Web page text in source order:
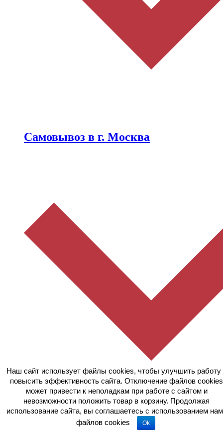
Самовывоз в г. Москва
Наш сайт использует файлы cookies, чтобы улучшить работу
повысить эффективность сайта. Отключение файлов cookies
может привести к неполадкам при работе с сайтом и
невозможности положить товар в корзину. Продолжая
использование сайта, вы соглашаетесь c использованием
файлов cookies
Ok